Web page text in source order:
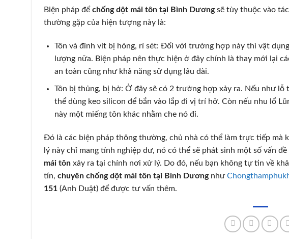
Biện pháp để chống dột mái tôn tại Bình Dươngsẽ tùy thuộc vào
thường gặp của hiện tượng này là:
Tôn và đinh vít bị hỏng, rỉ sét: Đối với trường hợp này thì vật
lượng nữa. Biện pháp nên thực hiện ở đây chính là thay mới lại
an toàn cũng như khả năng sử dụng lâu dài.
Tôn bị thủng, bị hở: Ở đây sẽ có 2 trường hợp xảy ra. Nếu như
thể dùng keo silicon để bắn vào lắp đi vị trí hở. Còn nếu nhu lổ
này một miếng tôn khác nhằm che nó đi.
Đó là các biện pháp thông thường, chủ nhà có thể làm trực tiếp mà
lý này chỉ mang tính nghiệp dư, nó có thể sẽ phát sinh một số vấn
mái tôn xảy ra tại chính nơi xử lý. Do đó, nếu bạn không tự tin về
tín, chuyên chống dột mái tôn tại Bình Dươngnhư
151 (Anh Duật) để được tư vấn thêm.